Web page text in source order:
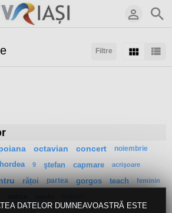
DATELOR DUMNEAVOASTRĂ ESTE
Filtre
octavian concert noiembrie
9 ştefan capmare acrişoare
rățoi partea gorgos teach feminin